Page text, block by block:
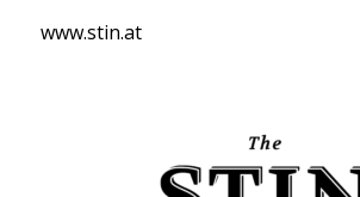
www.stin.at